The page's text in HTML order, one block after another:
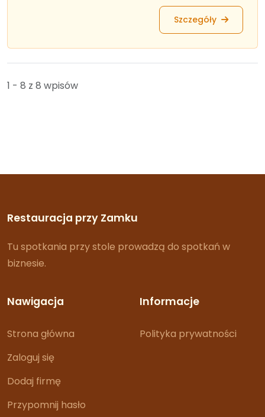
Szczegóły
1 - 8 z 8 wpisów
Restauracja przy Zamku
Tu spotkania przy stole prowadzą do spotkań w
biznesie.
Nawigacja
Strona główna
Zaloguj się
Dodaj firmę
Przypomnij hasło
Informacje
Polityka prywatności